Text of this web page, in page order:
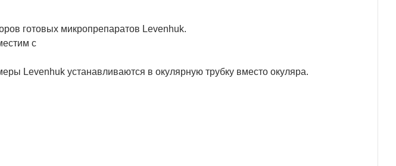
готовых микропрепаратов Levenhuk.
с
Levenhuk устанавливаются в окулярную трубку вместо окуляра.